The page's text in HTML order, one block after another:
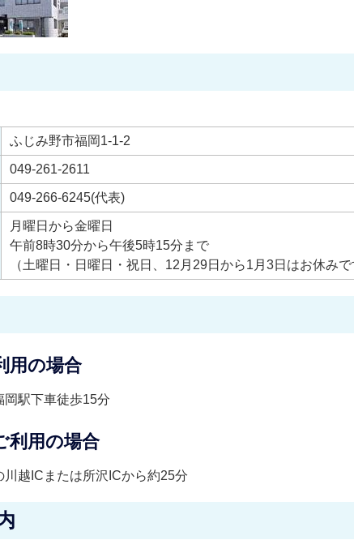
ふじみ野市福岡1-1-2
049-261-2611
049-266-6245(代表)
月曜日から金曜日
午前8時30分から午後5時15分まで
（土曜日・日曜日・祝日、12月29日から1月3日はお休みで
用の場合
岡駅下車徒歩15分
利用の場合
川越ICまたは所沢ICから約25分